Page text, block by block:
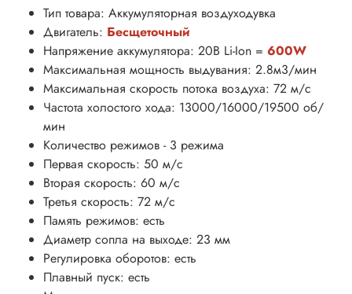
Тип товара: Аккумуляторная воздуходувка
Двигатель: Бесщеточный
Напряжение аккумулятора: 20В Li-Ion = 600W
Максимальная мощность выдувания: 2.8м3/мин
Максимальная скорость потока воздуха: 72 м/с
Частота холостого хода: 13000/16000/19500 об/
мин
Количество режимов - 3 режима
Первая скорость: 50 м/с
Вторая скорость: 60 м/с
Третья скорость: 72 м/с
Память режимов: есть
Диаметр сопла на выходе: 23 мм
Регулировка оборотов: есть
Плавный пуск: есть